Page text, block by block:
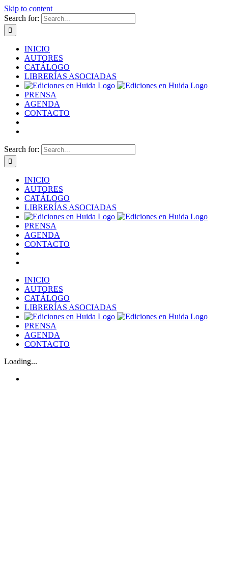
Skip to content
Search for:
INICIO
AUTORES
CATÁLOGO
LIBRERÍAS ASOCIADAS
PRENSA
AGENDA
CONTACTO
Search for:
INICIO
AUTORES
CATÁLOGO
LIBRERÍAS ASOCIADAS
PRENSA
AGENDA
CONTACTO
INICIO
AUTORES
CATÁLOGO
LIBRERÍAS ASOCIADAS
PRENSA
AGENDA
CONTACTO
Loading...